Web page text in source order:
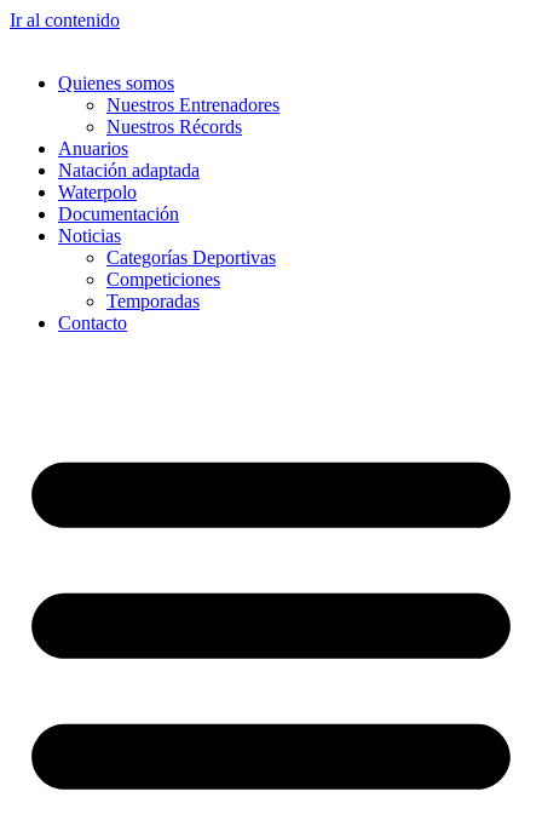
Ir al contenido
Quienes somos
Nuestros Entrenadores
Nuestros Récords
Anuarios
Natación adaptada
Waterpolo
Documentación
Noticias
Categorías Deportivas
Competiciones
Temporadas
Contacto